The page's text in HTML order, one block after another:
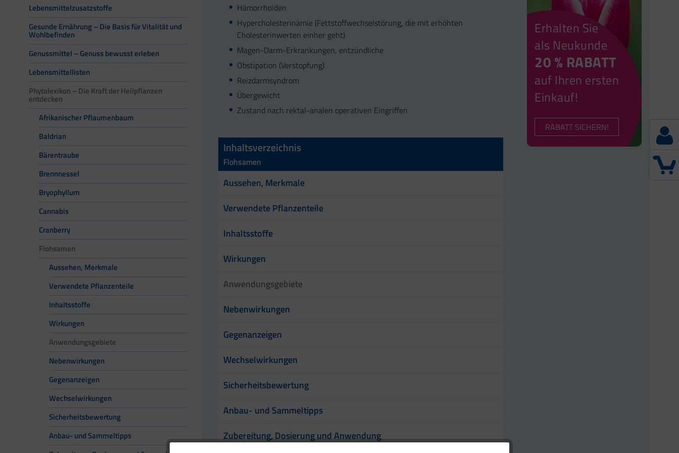
Lebensmittelzusatzstoffe
Gesunde Ernährung – Die Basis für Vitalität und
Wohlbefinden
Genussmittel – Genuss bewusst erleben
Lebensmittellisten
Phytolexikon – Die Kraft der Heilpflanzen
entdecken
Afrikanischer Pflaumenbaum
Baldrian
Bärentraube
Brennnessel
Bryophyllum
Cannabis
Cranberry
Flohsamen
Aussehen, Merkmale
Verwendete Pflanzenteile
Inhaltsstoffe
Wirkungen
Anwendungsgebiete
Nebenwirkungen
Gegenanzeigen
Wechselwirkungen
Sicherheitsbewertung
Anbau- und Sammeltipps
Hämorrhoiden
Hypercholesterinämie (Fettstoffwechselstörung, die mit erhöhten
Cholesterinwerten einher geht)
Magen-Darm-Erkrankungen, entzündliche
Obstipation (Verstopfung)
Reizdarmsyndrom
Übergewicht
Zustand nach rektal-analen operativen Eingriffen
Inhaltsverzeichnis
Flohsamen
Aussehen, Merkmale
Verwendete Pflanzenteile
Inhaltsstoffe
Wirkungen
Anwendungsgebiete
Nebenwirkungen
Gegenanzeigen
Wechselwirkungen
Sicherheitsbewertung
Anbau- und Sammeltipps
Zubereitung, Dosierung und Anwendung
Erhalten Sie
als Neukunde
20 % RABATT
auf Ihren ersten
Einkauf!
RABATT SICHERN!